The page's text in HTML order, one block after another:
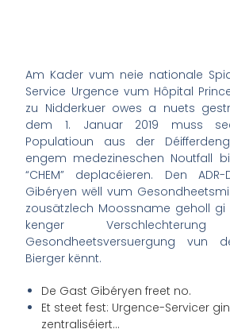
Am Kader vum neie nationale
Service Urgence vum Hôpital
zu Nidderkuer owes a nuets
dem 1. Januar 2019 muss
Populatioun aus der
engem medezineschen Noutfall
“CHEM” deplacéieren. Den
Gibéryen wëll vum
zousätzlech Moossname geholl gi
kenger
Gesondheetsversuergung vun
Bierger kënnt.
De Gast Gibéryen freet no.
Et steet fest: Urgence-Servicer
zentraliséiert…